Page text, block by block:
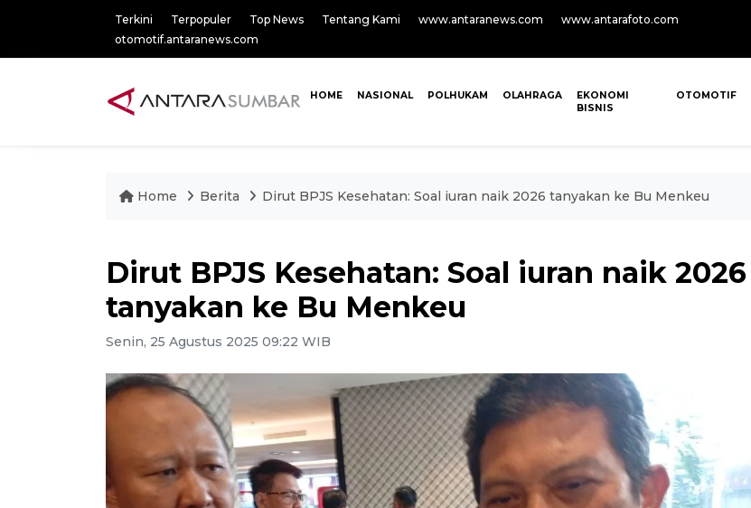
Terkini Terpopuler Top News Tentang Kami www.antaranews.com
www.antarafoto.com
otomotif.antaranews.com
HOME NASIONAL POLHUKAM OLAHRAGA
EKONOMI
BISNIS
OTOMOTIF
Home Berita Dirut BPJS Kesehatan: Soal iuran naik 2026 tanyakan ke Bu Menkeu
Dirut BPJS Kesehatan: Soal iuran naik 2026
tanyakan ke Bu Menkeu
Senin, 25 Agustus 2025 09:22 WIB